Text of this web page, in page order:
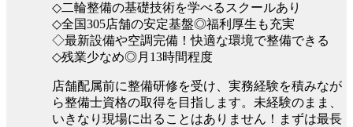
◇二輪整備の基礎技術を学べるスクールあり
◇全国305店舗の安定基盤◎福利厚生も充実
◇最新設備や空調完備！快適な環境で整備できる
◇残業少なめ◎月13時間程度
店舗配属前に整備研修を受け、実務経験を積みなが
ら整備士資格の取得を目指します。未経験のまま、
いきなり現場に出ることはありません！まずは最長